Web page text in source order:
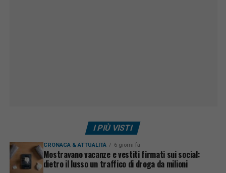
I PIÙ VISTI
CRONACA & ATTUALITÀ 6 giorni fa
Mostravano vacanze e vestiti firmati sui social:
dietro il lusso un traffico di droga da milioni